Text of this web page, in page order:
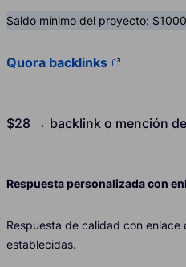
Saldo mínimo del proyecto:
Quora backlinks
$28 → backlink o mención
Respuesta personalizada con
Respuesta de calidad con
establecidas.